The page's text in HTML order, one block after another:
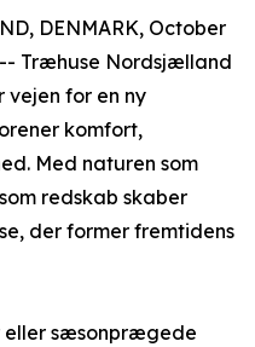
DENMARK, October
Træhuse Nordsjælland
vejen for en ny
komfort,
Med naturen som
redskab skaber
der former fremtidens
eller sæsonprægede